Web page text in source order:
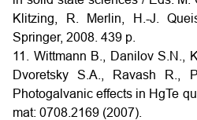
Klitzing, R. Merlin, H.-J.
Springer, 2008. 439 p.
11. Wittmann B., Danilov S.N.,
Dvoretsky S.A., Ravash R.,
Photogalvanic effects in HgTe
mat: 0708.2169 (2007).